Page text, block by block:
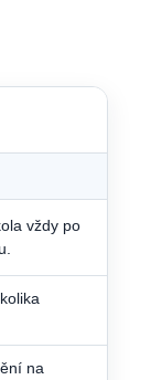
vždy po
na